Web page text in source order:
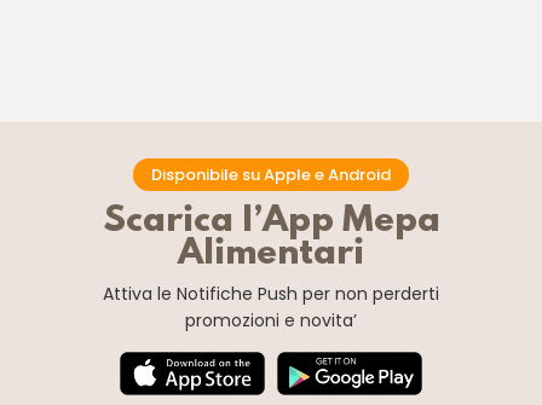
Disponibile su Apple e Android
Scarica l’App Mepa
Alimentari
Attiva le Notifiche Push per non perderti
promozioni e novita’